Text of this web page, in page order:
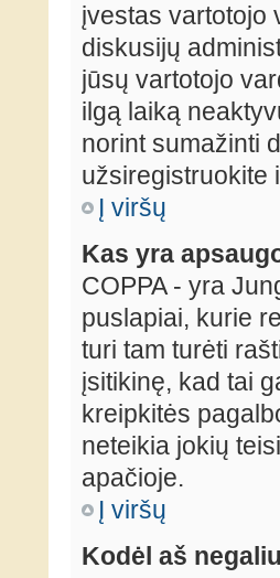
įvestas vartotojo
diskusijų
jūsų vartotojo
ilgą laiką
norint sumažinti
užsiregistruokite
Į viršų
Kas yra
COPPA - yra
puslapiai, kurie
turi tam turėti
įsitikinę, kad tai
kreipkitės
neteikia jokių
apačioje.
Į viršų
Kodėl aš